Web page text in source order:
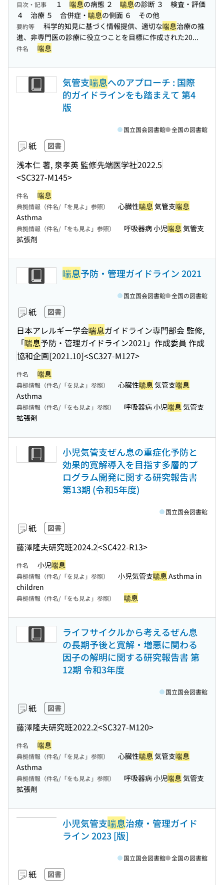
目次・記事 １ 喘息の病態 ２ 喘息の診断 ３ 検査・評価
４ 治療 ５ 合併症・ 喘息の側面 ６ その他
要約等 科学的知見に基づく情報提供、適切な喘息治療の推
進、非専門医の診療に役立つことを目標に作成された20...
件名 喘息
気管支喘息へのアプローチ : 国際
的ガイドラインをも踏まえて 第4
版
紙 図書
浅本仁 著, 泉孝英 監修先端医学社2022.5
<SC327-M145>
国立国会図書館 全国の図書館
件名 喘息
典拠情報（件名/「を見よ」参照） 心臓性喘息気管支喘息
Asthma
典拠情報（件名/「をも見よ」参照） 呼吸器病 小児喘息気管支
拡張剤
喘息予防・管理ガイドライン 2021
紙 図書
日本アレルギー学会喘息ガイドライン専門部会 監修,
「喘息予防・管理ガイドライン2021」作成委員 作成
協和企画[2021.10]<SC327-M127>
国立国会図書館 全国の図書館
件名 喘息
典拠情報（件名/「を見よ」参照） 心臓性喘息気管支喘息
Asthma
典拠情報（件名/「をも見よ」参照） 呼吸器病 小児喘息気管支
拡張剤
小児気管支ぜん息の重症化予防と
効果的寛解導入を目指す多層的プ
ログラム開発に関する研究報告書
第13期 (令和5年度)
紙 図書
藤澤隆夫研究班2024.2<SC422-R13>
国立国会図書館
件名 小児喘息
典拠情報（件名/「を見よ」参照） 小児気管支喘息Asthma in
children
典拠情報（件名/「をも見よ」参照） 喘息
ライフサイクルから考えるぜん息
の長期予後と寛解・増悪に関わる
因子の解明に関する研究報告書 第
12期 令和3年度
紙 図書
藤澤隆夫研究班2022.2<SC327-M120>
国立国会図書館
件名 喘息
典拠情報（件名/「を見よ」参照） 心臓性喘息気管支喘息
Asthma
典拠情報（件名/「をも見よ」参照） 呼吸器病 小児喘息気管支
拡張剤
小児気管支喘息治療・管理ガイド
ライン 2023 [版]
紙 図書
国立国会図書館 全国の図書館